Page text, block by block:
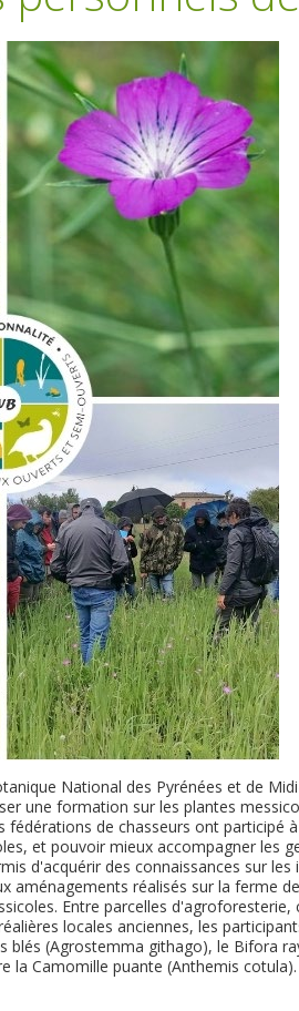
National des Pyrénées et de
une formation sur les plantes
fédérations de chasseurs ont participé
et pouvoir mieux accompagner les
d'acquérir des connaissances sur
aménagements réalisés sur la ferme
Entre parcelles
locales anciennes, les
blés (Agrostemma githago), le Bifora
la Camomille puante (Anthemis cotula).